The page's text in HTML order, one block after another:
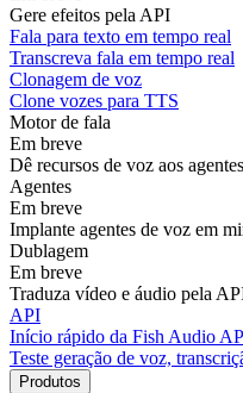
Gere efeitos pela API
Fala para texto em tempo real
Transcreva fala em tempo real
Clonagem de voz
Clone vozes para TTS
Motor de fala
Em breve
Dê recursos de voz aos agentes
Agentes
Em breve
Implante agentes de voz em
Dublagem
Em breve
Traduza vídeo e áudio pela
API
Início rápido da Fish Audio
Teste geração de voz,
Produtos